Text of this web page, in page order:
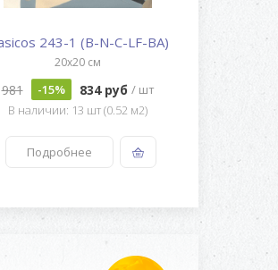
243-1 (B-N-C-LF-BA)
20x20 см
981 -15% 834 руб / шт
В наличии: 13 шт (0.52 м2)
Подробнее